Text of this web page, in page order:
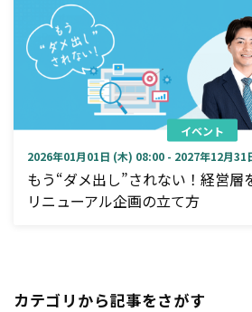
イベント
2026年01月01日 (木) 08:00 - 2027年12月31
もう“ダメ出し”されない！経営層
リニューアル企画の立て方
カテゴリから記事をさがす